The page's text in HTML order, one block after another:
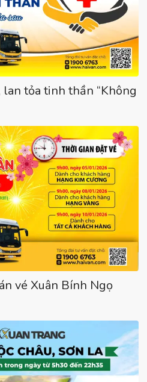
tỏa tinh thần “Không
vé Xuân Bính Ngọ